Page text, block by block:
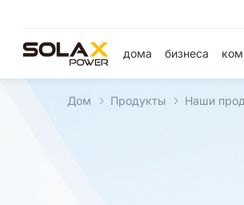
дома бизнеса
Дом Продукты Наши